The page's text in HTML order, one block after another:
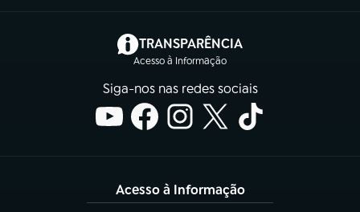
TRANSPARÊNCIA
Acesso à Informação
(abre em nova aba)
Siga-nos nas redes sociais
Acesso à Informação